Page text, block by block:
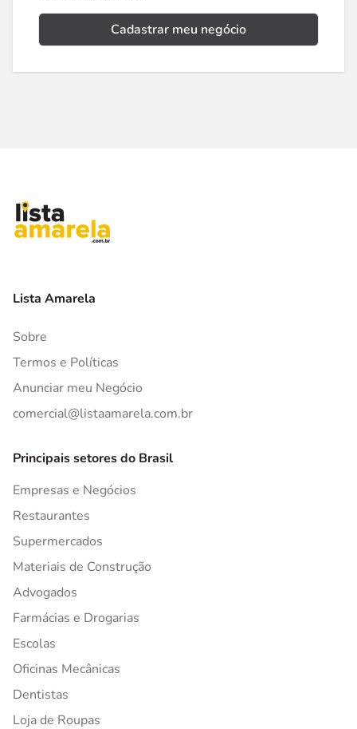
Cadastrar meu negócio
Lista Amarela
Sobre
Termos e Políticas
Anunciar meu Negócio
comercial@listaamarela.com.br
Principais setores do Brasil
Empresas e Negócios
Restaurantes
Supermercados
Materiais de Construção
Advogados
Farmácias e Drogarias
Escolas
Oficinas Mecânicas
Dentistas
Loja de Roupas